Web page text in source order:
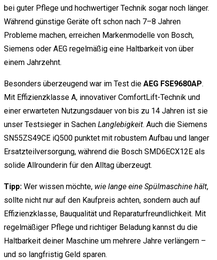
bei guter Pflege und hochwertiger Technik sogar noch länger.
Während günstige Geräte oft schon nach 7–8 Jahren
Probleme machen, erreichen Markenmodelle von Bosch,
Siemens oder AEG regelmäßig eine Haltbarkeit von über
einem Jahrzehnt.
Besonders überzeugend war im Test die AEG FSE9680AP.
Mit Effizienzklasse A, innovativer ComfortLift-Technik und
einer erwarteten Nutzungsdauer von bis zu 14 Jahren ist sie
unser Testsieger in Sachen Langlebigkeit. Auch die Siemens
SN55ZS49CE iQ500 punktet mit robustem Aufbau und langer
Ersatzteilversorgung, während die Bosch SMD6ECX12E als
solide Allrounderin für den Alltag überzeugt.
Tipp: Wer wissen möchte, wie lange eine Spülmaschine hält,
sollte nicht nur auf den Kaufpreis achten, sondern auch auf
Effizienzklasse, Bauqualität und Reparaturfreundlichkeit. Mit
regelmäßiger Pflege und richtiger Beladung kannst du die
Haltbarkeit deiner Maschine um mehrere Jahre verlängern –
und so langfristig Geld sparen.